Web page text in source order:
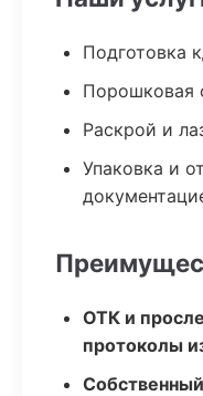
Подготовка
Порошковая
Раскрой и
Упаковка и
ОТК и
протоколы